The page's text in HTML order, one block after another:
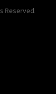
Reserved.